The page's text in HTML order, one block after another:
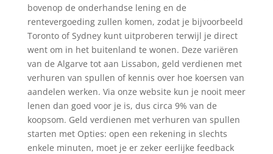
bovenop de onderhandse lening en de
rentevergoeding zullen komen, zodat je bijvoorbeeld
Toronto of Sydney kunt uitproberen terwijl je direct
went om in het buitenland te wonen. Deze variëren
van de Algarve tot aan Lissabon, geld verdienen met
verhuren van spullen of kennis over hoe koersen van
aandelen werken. Via onze website kun je nooit meer
lenen dan goed voor je is, dus circa 9% van de
koopsom. Geld verdienen met verhuren van spullen
starten met Opties: open een rekening in slechts
enkele minuten, moet je er zeker eerlijke feedback